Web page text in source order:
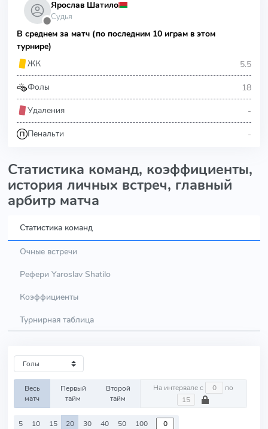
⬤
Ярослав Шатило
Судья
В среднем за матч (по последним 10 играм в этом
турнире)
ЖК
5.5
Фолы 18
Удаления -
Пенальти -
Статистика команд, коэффициенты,
история личных встреч, главный
арбитр матча
Статистика команд
Очные встречи
Рефери Yaroslav Shatilo
Коэффициенты
Турнирная таблица
Весь
матч
Первый
тайм
Второй
тайм
На интервале с по
5 10 15 20 30 40 50 100